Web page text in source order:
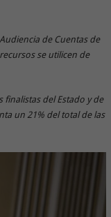
de Cuentas de
se utilicen de
finalistas del Estado y de
un 21% del total de las